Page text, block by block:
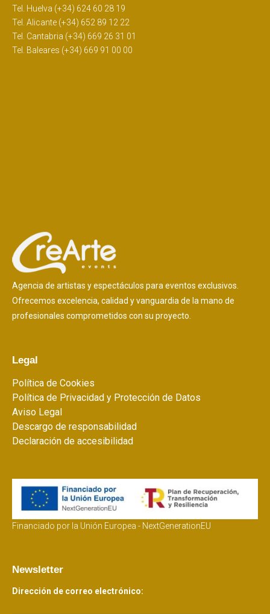
Tel. Huelva (+34) 624 60 28 19
Tel. Alicante (+34) 652 89 12 22
Tel. Cantabria (+34) 669 26 31 01
Tel. Baleares (+34) 669 91 00 00
Agencia de artistas y espectáculos para eventos exclusivos.
Ofrecemos excelencia, calidad y vanguardia de la mano de
profesionales comprometidos con su proyecto.
Legal
Política de Cookies
Política de Privacidad y Protección de Datos
Aviso Legal
Descargo de responsabilidad
Declaración de accesibilidad
Financiado por la Unión Europea - NextGenerationEU
Newsletter
Dirección de correo electrónico: